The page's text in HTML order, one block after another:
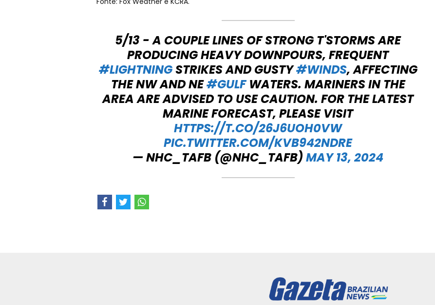
5/13 - A COUPLE LINES OF STRONG T'STORMS ARE
PRODUCING HEAVY DOWNPOURS, FREQUENT
#LIGHTNINGSTRIKES AND GUSTY#WINDS, AFFECTING
THE NW AND NE#GULFWATERS. MARINERS IN THE
AREA ARE ADVISED TO USE CAUTION. FOR THE LATEST
MARINE FORECAST, PLEASE VISIT
HTTPS://T.CO/26J6UOH0VW
PIC.TWITTER.COM/KVB942NDRE
— NHC_TAFB (@NHC_TAFB) MAY 13, 2024